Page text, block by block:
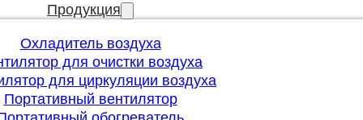
Продукция
Охладитель воздуха
для очистки воздуха
для циркуляции воздуха
Портативный вентилятор